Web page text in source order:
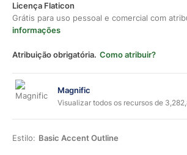
Licença Flaticon
Grátis para uso pessoal e comercial com
informações
Atribuição obrigatória. Como atribuir?
Magnific
Visualizar todos os recursos de
Estilo: Basic Accent Outline